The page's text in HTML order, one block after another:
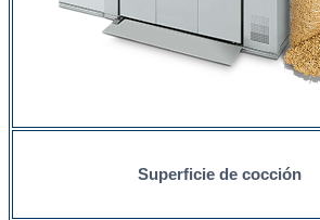
Superficie de cocción